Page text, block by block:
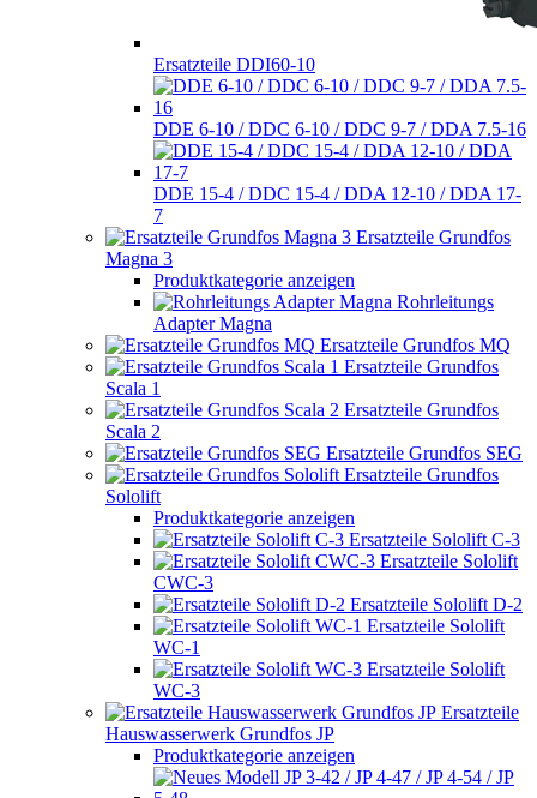
Ersatzteile DDI60-10
DDE 6-10 / DDC 6-10 / DDC 9-7 / DDA 7.5-16
DDE 15-4 / DDC 15-4 / DDA 12-10 / DDA 17-
7
Ersatzteile Grundfos
Magna 3
Produktkategorie anzeigen
Rohrleitungs
Adapter Magna
Ersatzteile Grundfos MQ
Ersatzteile Grundfos
Scala 1
Ersatzteile Grundfos
Scala 2
Ersatzteile Grundfos SEG
Ersatzteile Grundfos
Sololift
Produktkategorie anzeigen
Ersatzteile Sololift C-3
Ersatzteile Sololift
CWC-3
Ersatzteile Sololift D-2
Ersatzteile Sololift
WC-1
Ersatzteile Sololift
WC-3
Ersatzteile
Hauswasserwerk Grundfos JP
Produktkategorie anzeigen